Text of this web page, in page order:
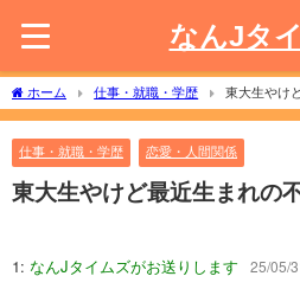
なんJタ
ホーム 仕事・就職・学歴 東大生やけ
仕事・就職・学歴 恋愛・人間関係
東大生やけど最近生まれの
1: なんJタイムズがお送りします 25/05/